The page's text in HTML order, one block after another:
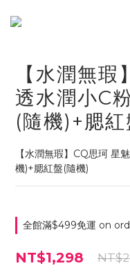
【水潤無
透水潤小C
(隨機)+腮
【水潤無瑕】CQ思珂 星
機)+腮紅盤(隨機)
全館滿$499免運 on
NT$1,298